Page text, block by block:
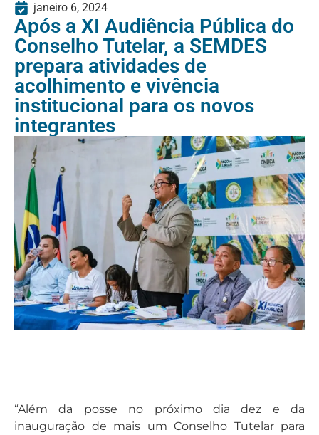
janeiro 6, 2024
Após a XI Audiência Pública do
Conselho Tutelar, a SEMDES
prepara atividades de
acolhimento e vivência
institucional para os novos
integrantes
“Além da posse no próximo dia dez e da
inauguração de mais um Conselho Tutelar para